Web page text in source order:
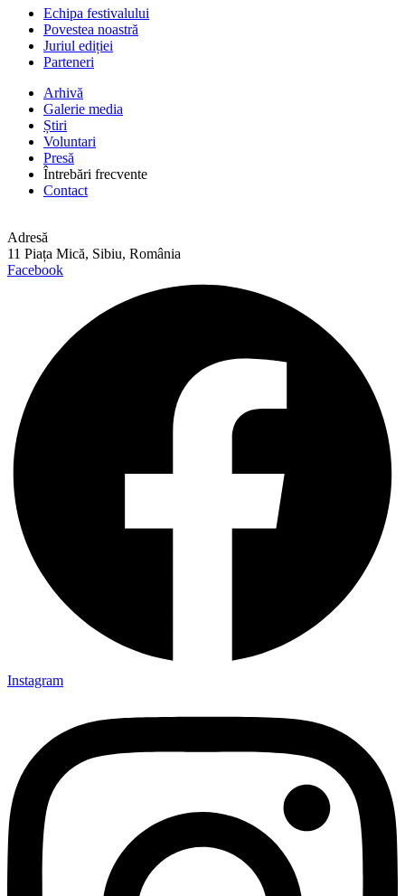
Echipa festivalului
Povestea noastră
Juriul ediției
Parteneri
Arhivă
Galerie media
Știri
Voluntari
Presă
Întrebări frecvente
Contact
Adresă
11 Piața Mică, Sibiu, România
Facebook
Instagram